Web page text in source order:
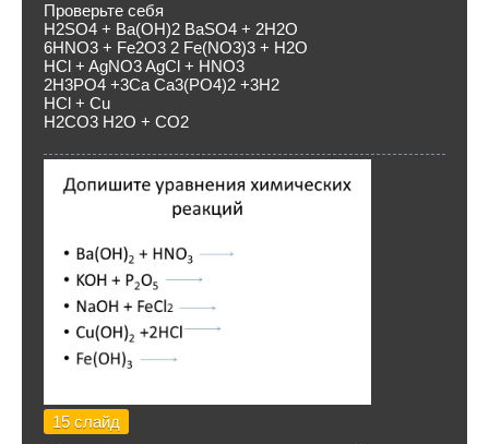
Проверьте себя
H2SO4 + Ba(OH)2 BaSO4 + 2H2O
6HNO3 + Fe2O3 2 Fe(NO3)3 + H2O
HCl + AgNO3 AgCl + HNO3
2H3PO4 +3Ca Ca3(PO4)2 +3H2
HCl + Cu
H2CO3 H2O + CO2
15 слайд